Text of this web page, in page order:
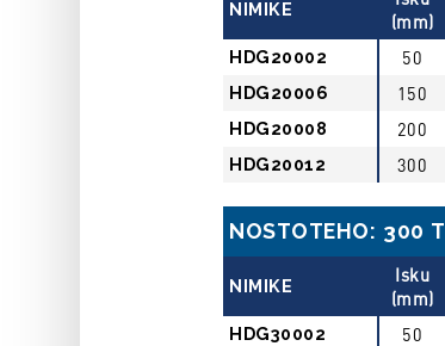
NIMIKE
(mm)
HDG20002 50
HDG20006 150
HDG20008 200
HDG20012 300
NOSTOTEHO: 300
NIMIKE
Isku
(mm)
HDG30002 50